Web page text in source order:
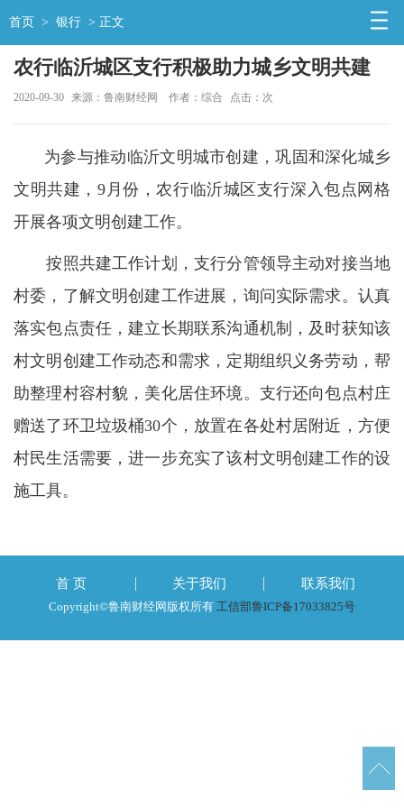
首页 > 银行 > 正文
农行临沂城区支行积极助力城乡文明共建
2020-09-30 来源：鲁南财经网 作者：综合 点击： 次
为参与推动临沂文明城市创建，巩固和深化城乡
文明共建，9月份，农行临沂城区支行深入包点网格
开展各项文明创建工作。
按照共建工作计划，支行分管领导主动对接当地
村委，了解文明创建工作进展，询问实际需求。认真
落实包点责任，建立长期联系沟通机制，及时获知该
村文明创建工作动态和需求，定期组织义务劳动，帮
助整理村容村貌，美化居住环境。支行还向包点村庄
赠送了环卫垃圾桶30个，放置在各处村居附近，方便
村民生活需要，进一步充实了该村文明创建工作的设
施工具。
首 页 关于我们 联系我们
Copyright©鲁南财经网版权所有 工信部鲁ICP备17033825号